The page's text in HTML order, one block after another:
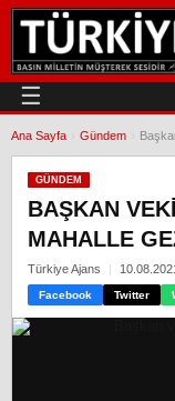
☰
Ana Sayfa Gündem
GÜNDEM
BAŞKAN
MAHALLE
Türkiye Ajans
Facebook Twitter